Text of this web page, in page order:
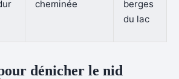
cheminée
berges
du lac
dénicher le nid